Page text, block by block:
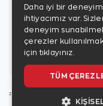
Copyright ©
Zen
Turquality
Daha iyi bir
ihtiyacımız var.
deneyim
çerezler
için tıklayınız.
TÜM